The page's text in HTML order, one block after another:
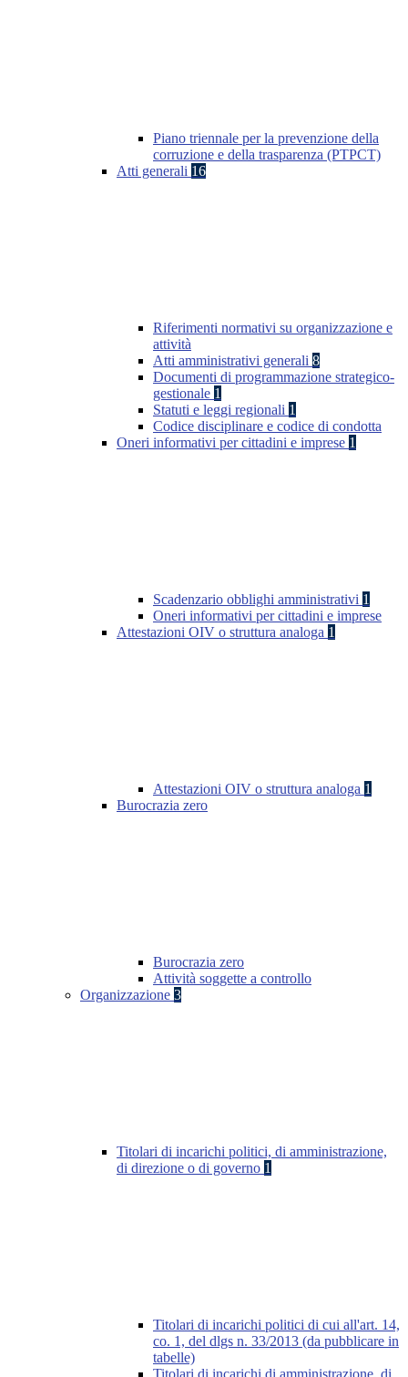
Piano triennale per la prevenzione della
corruzione e della trasparenza (PTPCT)
Atti generali 16
Riferimenti normativi su organizzazione e
attività
Atti amministrativi generali 8
Documenti di programmazione strategico-
gestionale 1
Statuti e leggi regionali 1
Codice disciplinare e codice di condotta
Oneri informativi per cittadini e imprese 1
Scadenzario obblighi amministrativi 1
Oneri informativi per cittadini e imprese
Attestazioni OIV o struttura analoga 1
Attestazioni OIV o struttura analoga 1
Burocrazia zero
Burocrazia zero
Attività soggette a controllo
Organizzazione 3
Titolari di incarichi politici, di amministrazione,
di direzione o di governo 1
Titolari di incarichi politici di cui all'art. 14,
co. 1, del dlgs n. 33/2013 (da pubblicare in
tabelle)